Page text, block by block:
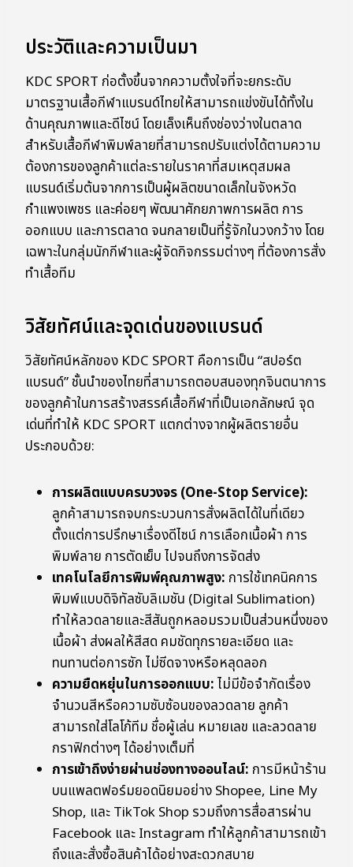
ประวัติและความเป็นมา
KDC SPORT ก่อตั้งขึ้นจากความตั้งใจที่จะยกระดับ
มาตรฐานเสื้อกีฬาแบรนด์ไทยให้สามารถแข่งขันได้ทั้งใน
ด้านคุณภาพและดีไซน์ โดยเล็งเห็นถึงช่องว่างในตลาด
สำหรับเสื้อกีฬาพิมพ์ลายที่สามารถปรับแต่งได้ตามความ
ต้องการของลูกค้าแต่ละรายในราคาที่สมเหตุสมผล
แบรนด์เริ่มต้นจากการเป็นผู้ผลิตขนาดเล็กในจังหวัด
กำแพงเพชร และค่อยๆ พัฒนาศักยภาพการผลิต การ
ออกแบบ และการตลาด จนกลายเป็นที่รู้จักในวงกว้าง โดย
เฉพาะในกลุ่มนักกีฬาและผู้จัดกิจกรรมต่างๆ ที่ต้องการสั่ง
ทำเสื้อทีม
วิสัยทัศน์และจุดเด่นของแบรนด์
วิสัยทัศน์หลักของ KDC SPORT คือการเป็น “สปอร์ต
แบรนด์” ชั้นนำของไทยที่สามารถตอบสนองทุกจินตนาการ
ของลูกค้าในการสร้างสรรค์เสื้อกีฬาที่เป็นเอกลักษณ์ จุด
เด่นที่ทำให้ KDC SPORT แตกต่างจากผู้ผลิตรายอื่น
ประกอบด้วย:
การผลิตแบบครบวงจร (One-Stop Service):
ลูกค้าสามารถจบกระบวนการสั่งผลิตได้ในที่เดียว
ตั้งแต่การปรึกษาเรื่องดีไซน์ การเลือกเนื้อผ้า การ
พิมพ์ลาย การตัดเย็บ ไปจนถึงการจัดส่ง
เทคโนโลยีการพิมพ์คุณภาพสูง: การใช้เทคนิคการ
พิมพ์แบบดิจิทัลซับลิเมชัน (Digital Sublimation)
ทำให้ลวดลายและสีสันถูกหลอมรวมเป็นส่วนหนึ่งของ
เนื้อผ้า ส่งผลให้สีสด คมชัดทุกรายละเอียด และ
ทนทานต่อการซัก ไม่ซีดจางหรือหลุดลอก
ความยืดหยุ่นในการออกแบบ:ไม่มีข้อจำกัดเรื่อง
จำนวนสีหรือความซับซ้อนของลวดลาย ลูกค้า
สามารถใส่โลโก้ทีม ชื่อผู้เล่น หมายเลข และลวดลาย
กราฟิกต่างๆ ได้อย่างเต็มที่
การเข้าถึงง่ายผ่านช่องทางออนไลน์: การมีหน้าร้าน
บนแพลตฟอร์มยอดนิยมอย่าง Shopee, Line My
Shop, และ TikTok Shop รวมถึงการสื่อสารผ่าน
Facebook และ Instagram ทำให้ลูกค้าสามารถเข้า
ถึงและสั่งซื้อสินค้าได้อย่างสะดวกสบาย